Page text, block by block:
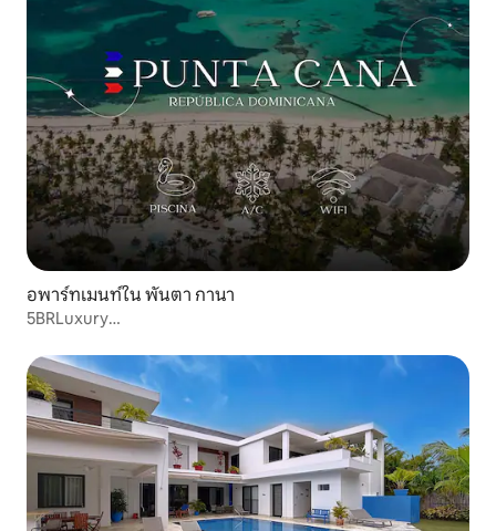
อพาร์ทเมนท์ใน พันตา กานา
5BRLuxury